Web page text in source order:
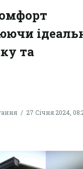
та
27 Січня 2024,